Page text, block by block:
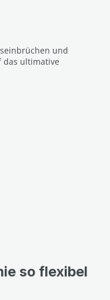
und
das ultimative
so flexibel